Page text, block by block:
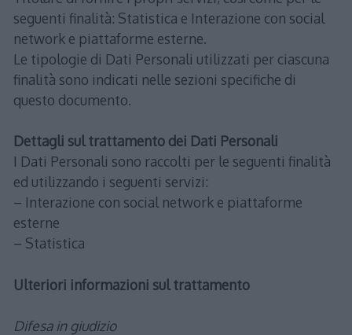
seguenti finalità: Statistica e Interazione con social
network e piattaforme esterne.
Le tipologie di Dati Personali utilizzati per ciascuna
finalità sono indicati nelle sezioni specifiche di
questo documento.
Dettagli sul trattamento dei Dati Personali
I Dati Personali sono raccolti per le seguenti finalità
ed utilizzando i seguenti servizi:
– Interazione con social network e piattaforme
esterne
– Statistica
Ulteriori informazioni sul trattamento
Difesa in giudizio